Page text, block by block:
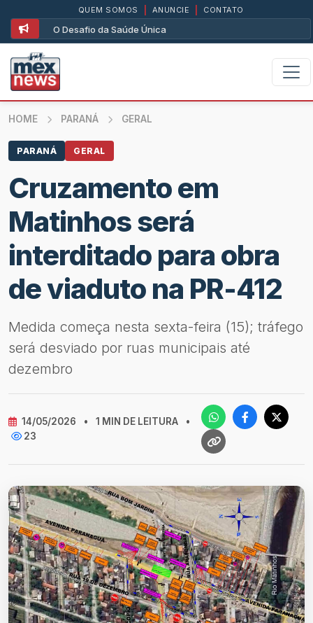
O Desafio da Saúde Única
QUEM SOMOS ANUNCIE CONTATO
HOME PARANÁ GERAL
PARANÁ GERAL
Cruzamento em
Matinhos será
interditado para obra
de viaduto na PR-412
Medida começa nesta sexta-feira (15); tráfego
será desviado por ruas municipais até
dezembro
14/05/2026 • 1 MIN DE LEITURA
•
23